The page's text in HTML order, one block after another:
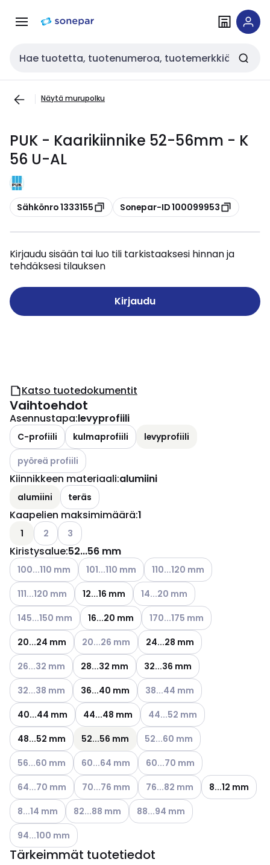
navigointiinsisältöön
Haku
Näytä murupolku
PUK - Kaarikiinnike 52-56mm - K
56 U-AL
Kopioi
Sähkönro 1333155 Kopioi
Sonepar-ID 100099953
Kirjaudu sisään tai luo tili tarkistaaksesi hinnan ja
tehdäksesi tilauksen
Kirjaudu
Katso tuotedokumentit
Vaihtoehdot
Asennustapa:levyprofiili
C-profiili kulmaprofiili
levyprofiili
Katso käytettävissä olevat vaihtoehdot
pyöreä profiili
Kiinnikkeen materiaali:alumiini
alumiini teräs
Kaapelien maksimimäärä:1
1 Katso käytettävissä olevat vaihtoehdot
2 Katso käytettävissä olevat vaihtoehdot
3
Kiristysalue:52...56 mm
Katso käytettävissä olevat vaihtoehdot
100...110 mm Katso käytettävissä olevat vaihtoehdot
101...110 mm Katso käytettävissä olevat
110...120 mm
Katso käytettävissä olevat vaihtoehdot
111...120 mm 12...16 mm Katso käytettävissä olevat
14...20 mm
Katso käytettävissä olevat vaihtoehdot
145...150 mm 16...20 mm Katso käytettävissä olevat
170...175 mm
20...24 mm
Katso käytettävissä olevat vaihtoehdot
20...26 mm
24...28 mm
Katso käytettävissä olevat vaihtoehdot
26...32 mm 28...32 mm
32...36 mm
Katso käytettävissä olevat vaihtoehdot
32...38 mm 36...40 mm Katso käytettävissä olevat
38...44 mm
40...44 mm
44...48 mm Katso käytettävissä olevat
44...52 mm
48...52 mm
52...56 mm Katso käytettävissä olevat
52...60 mm
Katso käytettävissä olevat vaihtoehdot
56...60 mm Katso käytettävissä olevat vaihtoehdot
60...64 mm Katso käytettävissä olevat
60...70 mm
Katso käytettävissä olevat vaihtoehdot
64...70 mm Katso käytettävissä olevat vaihtoehdot
70...76 mm Katso käytettävissä olevat
76...82 mm
8...12 mm
Katso käytettävissä olevat vaihtoehdot
8...14 mm Katso käytettävissä olevat vaihtoehdot
82...88 mm Katso käytettävissä olevat
88...94 mm
Katso käytettävissä olevat vaihtoehdot
94...100 mm
Tärkeimmät tuotetiedot